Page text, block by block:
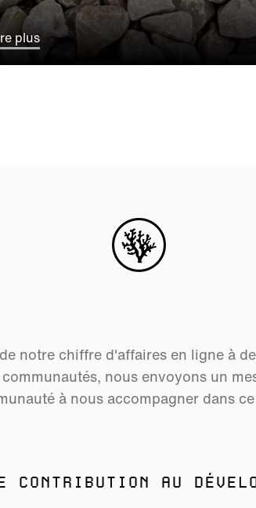
plus
notre chiffre d'affaires en ligne à
nous envoyons un
à nous accompagner dans
CONTRIBUTION AU